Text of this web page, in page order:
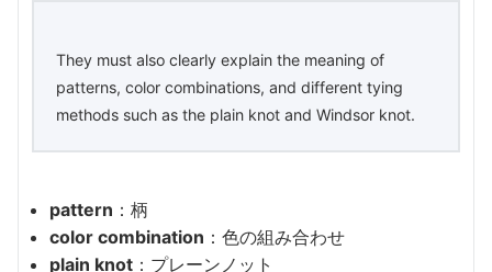
They must also clearly explain the meaning of
patterns, color combinations, and different tying
methods such as the plain knot and Windsor knot.
pattern ：柄
color combination ：色の組み合わせ
plain knot ：プレーンノット